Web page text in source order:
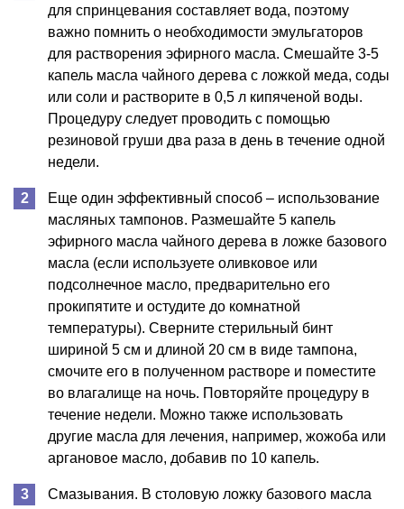
для спринцевания составляет вода, поэтому
важно помнить о необходимости эмульгаторов
для растворения эфирного масла. Смешайте 3-5
капель масла чайного дерева с ложкой меда, соды
или соли и растворите в 0,5 л кипяченой воды.
Процедуру следует проводить с помощью
резиновой груши два раза в день в течение одной
недели.
Еще один эффективный способ – использование
масляных тампонов. Размешайте 5 капель
эфирного масла чайного дерева в ложке базового
масла (если используете оливковое или
подсолнечное масло, предварительно его
прокипятите и остудите до комнатной
температуры). Сверните стерильный бинт
шириной 5 см и длиной 20 см в виде тампона,
смочите его в полученном растворе и поместите
во влагалище на ночь. Повторяйте процедуру в
течение недели. Можно также использовать
другие масла для лечения, например, жожоба или
аргановое масло, добавив по 10 капель.
Смазывания. В столовую ложку базового масла